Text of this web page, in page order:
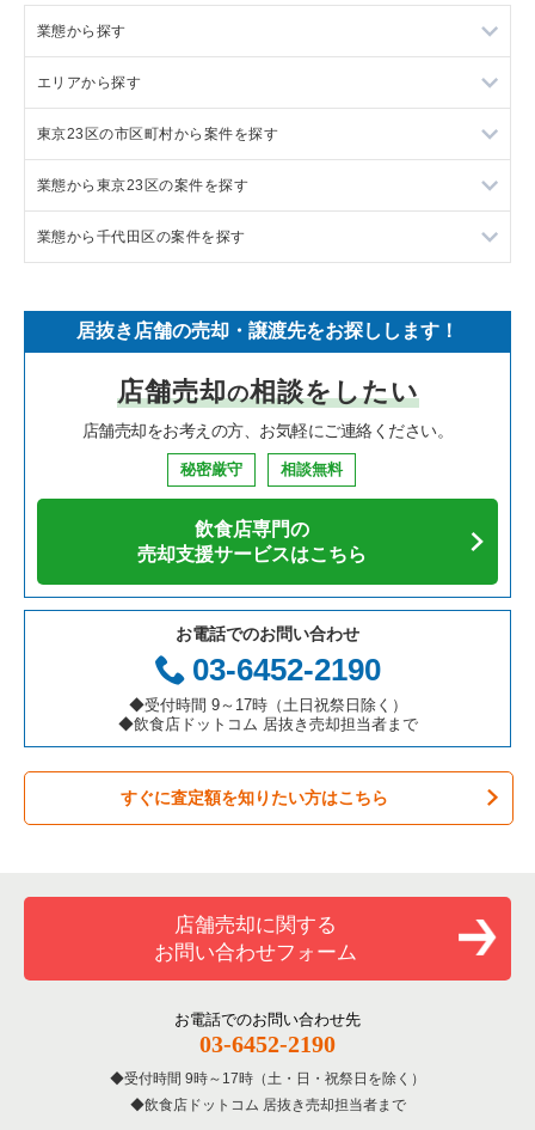
業態から探す
ラーメンの居抜き売却物件の案件一覧
フランス料理の居抜き売却物件の案件一覧
イタリア料理の居抜き売却物件の案件一覧
中華の居抜き売却物件の案件一覧
寿司の居抜き売却物件の案件一覧
焼肉の居抜き売却物件の案件一覧
鉄板焼き・お好み焼の居抜き売却物件の案件一覧
カフェの居抜き売却物件の案件一覧
テイクアウトの居抜き売却物件の案件一覧
お弁当・惣菜・デリの居抜き売却物件の案件一覧
カラオケ・パブ・スナックの居抜き売却物件の案件一覧
バーの居抜き売却物件の案件一覧
居酒屋・ダイニングバーの居抜き売却物件の案件一覧
洋食の居抜き売却物件の案件一覧
その他の居抜き売却物件の案件一覧
エリアから探す
東京23区の飲食店の居抜き売却物件の案件一覧
東京都下の飲食店の居抜き売却物件の案件一覧
千葉県の飲食店の居抜き売却物件の案件一覧
神奈川県の飲食店の居抜き売却物件の案件一覧
大阪府の飲食店の居抜き売却物件の案件一覧
兵庫県の飲食店の居抜き売却物件の案件一覧
愛知県の飲食店の居抜き売却物件の案件一覧
岐阜県の飲食店の居抜き売却物件の案件一覧
三重県の飲食店の居抜き売却物件の案件一覧
東京23区の市区町村から案件を探す
目黒区の飲食店の居抜き売却物件の案件一覧
渋谷区の飲食店の居抜き売却物件の案件一覧
新宿区の飲食店の居抜き売却物件の案件一覧
葛飾区の飲食店の居抜き売却物件の案件一覧
中央区の飲食店の居抜き売却物件の案件一覧
千代田区の飲食店の居抜き売却物件の案件一覧
港区の飲食店の居抜き売却物件の案件一覧
足立区の飲食店の居抜き売却物件の案件一覧
板橋区の飲食店の居抜き売却物件の案件一覧
台東区の飲食店の居抜き売却物件の案件一覧
練馬区の飲食店の居抜き売却物件の案件一覧
北区の飲食店の居抜き売却物件の案件一覧
江戸川区の飲食店の居抜き売却物件の案件一覧
墨田区の飲食店の居抜き売却物件の案件一覧
業態から東京23区の案件を探す
東京23区のラーメンの居抜き売却物件の案件一覧
東京23区のイタリア料理の居抜き売却物件の案件一覧
東京23区の中華の居抜き売却物件の案件一覧
東京23区のそば・うどんの居抜き売却物件の案件一覧
東京23区の焼肉の居抜き売却物件の案件一覧
東京23区の鉄板焼き・お好み焼の居抜き売却物件の案件一覧
東京23区のアジア料理の居抜き売却物件の案件一覧
東京23区のカフェの居抜き売却物件の案件一覧
東京23区のテイクアウトの居抜き売却物件の案件一覧
東京23区のお弁当・惣菜・デリの居抜き売却物件の案件一覧
東京23区のバーの居抜き売却物件の案件一覧
東京23区の居酒屋・ダイニングバーの居抜き売却物件の案件一
東京23区の専門料理の居抜き売却物件の案件一覧
東京23区の和食の居抜き売却物件の案件一覧
業態から千代田区の案件を探す
千代田区のフランス料理の居抜き売却物件の案件一覧
千代田区のイタリア料理の居抜き売却物件の案件一覧
千代田区の中華の居抜き売却物件の案件一覧
千代田区の寿司の居抜き売却物件の案件一覧
千代田区の焼肉の居抜き売却物件の案件一覧
千代田区の鉄板焼き・お好み焼の居抜き売却物件の案件一覧
千代田区のアジア料理の居抜き売却物件の案件一覧
千代田区のカフェの居抜き売却物件の案件一覧
千代田区のテイクアウトの居抜き売却物件の案件一覧
千代田区のバーの居抜き売却物件の案件一覧
千代田区の居酒屋・ダイニングバーの居抜き売却物件の案件一
千代田区の和食の居抜き売却物件の案件一覧
居抜き店舗の売却・譲渡先をお探しします！
店舗売却の相談をしたい
店舗売却をお考えの方、お気軽にご連絡ください。
秘密厳守 相談無料
飲食店専門の
売却支援サービスはこちら
お電話でのお問い合わせ
03-6452-2190
◆受付時間 9～17時（土日祝祭日除く）
◆飲食店ドットコム 居抜き売却担当者まで
すぐに査定額を知りたい方はこちら
店舗売却に関する
お問い合わせフォーム
お電話でのお問い合わせ先
03-6452-2190
受付時間 9時～17時（土・日・祝祭日を除く）
飲食店ドットコム 居抜き売却担当者まで